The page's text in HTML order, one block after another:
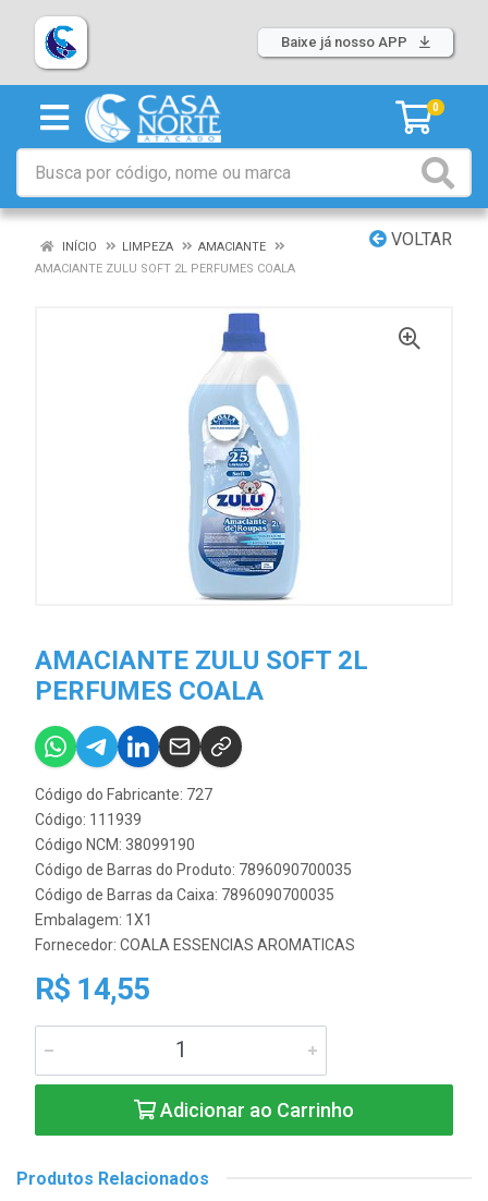
Baixe já nosso APP
0
VOLTAR
INÍCIO LIMPEZA
AMACIANTE
AMACIANTE ZULU SOFT 2L PERFUMES COALA
AMACIANTE ZULU SOFT 2L
PERFUMES COALA
Código do Fabricante: 727
Código: 111939
Código NCM: 38099190
Código de Barras do Produto: 7896090700035
Código de Barras da Caixa: 7896090700035
Embalagem: 1X1
Fornecedor: COALA ESSENCIAS AROMATICAS
R$ 14,55
Adicionar ao Carrinho
Produtos Relacionados